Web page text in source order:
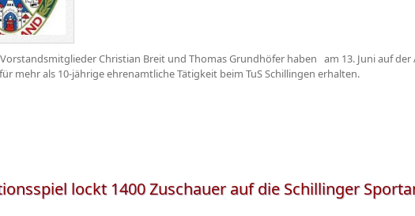
Christian Breit und Thomas Grundhöfer haben am 13. Juni auf
mehr als 10-jährige ehrenamtliche Tätigkeit beim TuS Schillingen erhalten.
lockt 1400 Zuschauer auf die Schillinger